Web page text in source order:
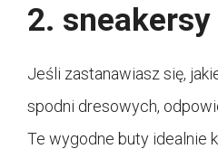
2. sneakersy
Jeśli zastanawiasz się,
spodni dresowych,
Te wygodne buty idealnie